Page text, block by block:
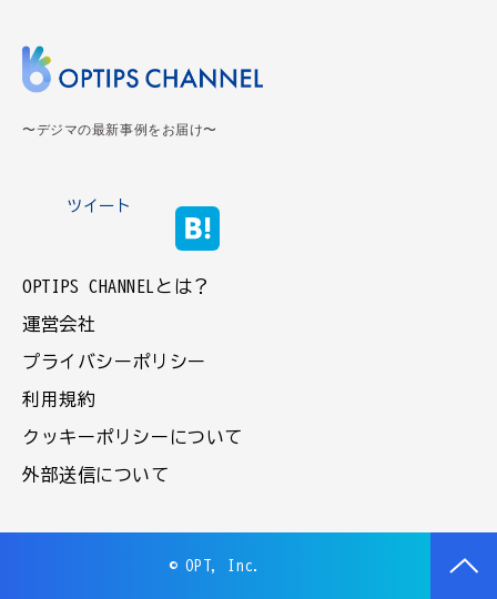
〜デジマの最新事例をお届け〜
ツイート
OPTIPS CHANNELとは？
運営会社
プライバシーポリシー
利用規約
クッキーポリシーについて
外部送信について
© OPT, Inc.